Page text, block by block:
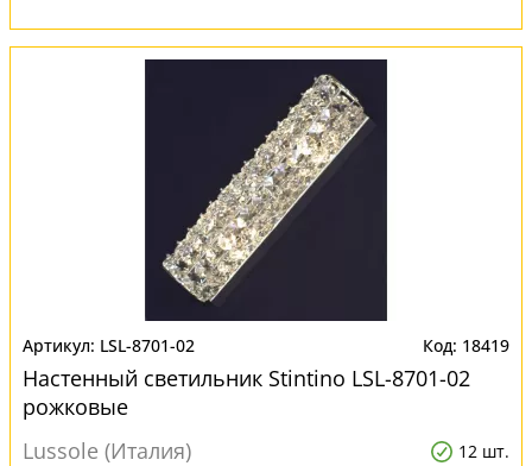
LSL-8701-02 18419
Настенный светильник Stintino LSL-8701-02
рожковые
Lussole (Италия)
12 шт.